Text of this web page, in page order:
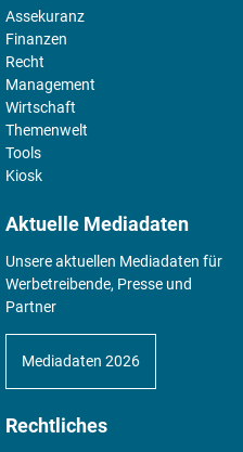
Assekuranz
Finanzen
Recht
Management
Wirtschaft
Themenwelt
Tools
Kiosk
Aktuelle Mediadaten
Unsere aktuellen Mediadaten für
Werbetreibende, Presse und
Partner
Mediadaten 2026
Rechtliches